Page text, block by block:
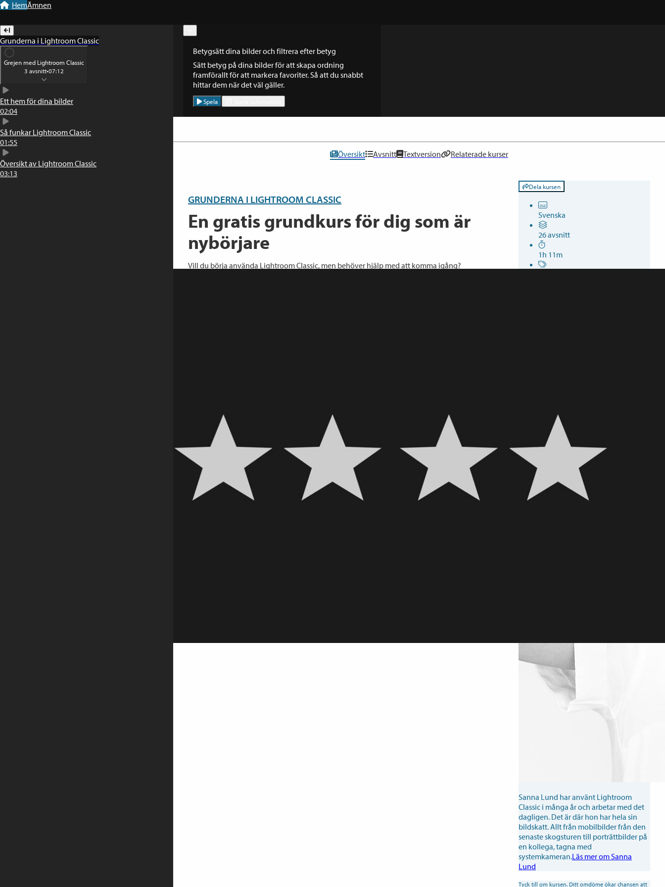
Till navigation
Till innehåll
HemÄmnen
Betygsätt dina bilder och filtrera efter betyg
Sätt betyg på dina bilder för att skapa ordning
framförallt för att markera favoriter. Så att du snabbt
hittar dem när det väl gäller.
Spela
Grunderna i Lightroom Classic
Grejen med Lightroom Classic
3 avsnitt•07:12
Ett hem för dina bilder
02:04
Så funkar Lightroom Classic
01:55
Översikt av Lightroom Classic
03:13
Översikt Avsnitt Textversion Relaterade kurser
GRUNDERNA I LIGHTROOM CLASSIC
En gratis grundkurs för dig som är
nybörjare
Vill du börja använda Lightroom Classic, men behöver hjälp med att komma igång?
Sanna hjälper dig att komma igång med Lightroom Classic, så att du känner dig trygg i
hanteringen av dina bilder.
Exempel på frågor som du får svar på:
Hur lägger jag till mina bilder i Lightroom Classic?
Varför får jag frågetecken på mappar eller utropstecken på bilder?
Dela kursen
Svenska
26 avsnitt
1h 11m
Sanna Lund har använt Lightroom
Classic i många år och arbetar med det
dagligen. Det är där hon har hela sin
bildskatt. Allt från mobilbilder från den
senaste skogsturen till porträttbilder på
en kollega, tagna med
systemkameran.Läs mer om Sanna
Lund
Tyck till om kursen. Ditt omdöme ökar chansen att